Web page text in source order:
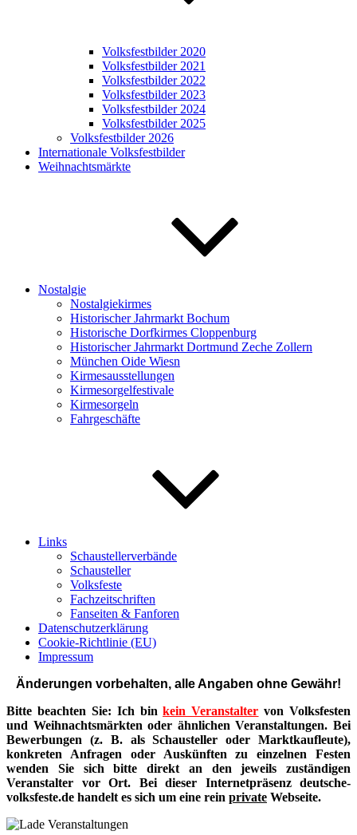
Volksfestbilder 2020
Volksfestbilder 2021
Volksfestbilder 2022
Volksfestbilder 2023
Volksfestbilder 2024
Volksfestbilder 2025
Volksfestbilder 2026
Internationale Volksfestbilder
Weihnachtsmärkte
Nostalgie
Nostalgiekirmes
Historischer Jahrmarkt Bochum
Historische Dorfkirmes Cloppenburg
Historischer Jahrmarkt Dortmund Zeche Zollern
München Oide Wiesn
Kirmesausstellungen
Kirmesorgelfestivale
Kirmesorgeln
Fahrgeschäfte
Links
Schaustellerverbände
Schausteller
Volksfeste
Fachzeitschriften
Fanseiten & Fanforen
Datenschutzerklärung
Cookie-Richtlinie (EU)
Impressum
Änderungen vorbehalten, alle Angaben ohne Gewähr!
Bitte beachten Sie: Ich binkein Veranstalter von Volksfesten
und Weihnachtsmärkten oder ähnlichen Veranstaltungen. Bei
Bewerbungen (z. B. als Schausteller oder Marktkaufleute),
konkreten Anfragen oder Auskünften zu einzelnen Festen
wenden Sie sich bitte direkt an den jeweils zuständigen
Veranstalter vor Ort. Bei dieser Internetpräsenz deutsche-
volksfeste.de handelt es sich um eine rein private Webseite.